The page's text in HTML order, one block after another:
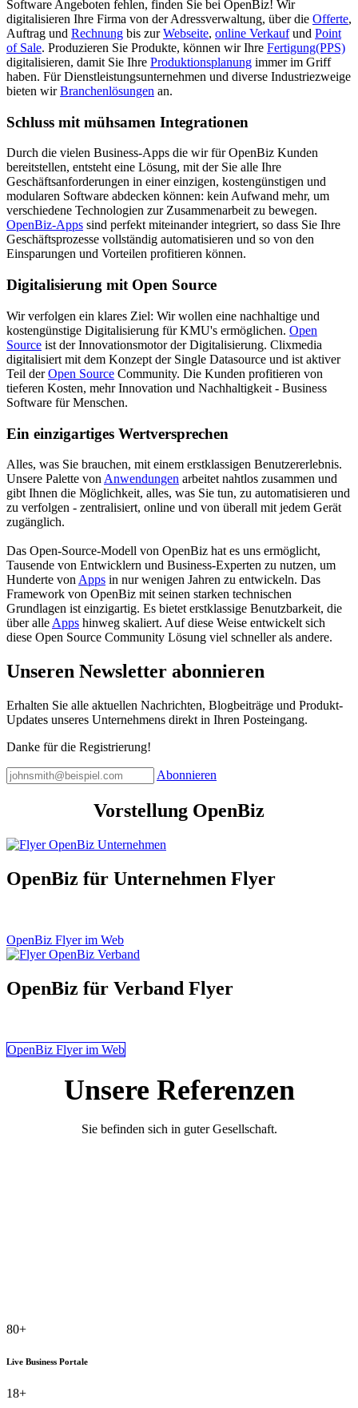
Software Angeboten fehlen, finden Sie bei OpenBiz! Wir
digitalisieren Ihre Firma von der Adressverwaltung, über die Offerte,
Auftrag und Rechnung bis zurWebseite, online Verkaufund Point
of Sale. Produzieren Sie Produkte, können wir Ihre Fertigung(PPS)
digitalisieren, damit Sie Ihre Produktionsplanung immer im Griff
haben. Für Dienstleistungsunternehmen und diverse Industriezweige
bieten wirBranchenlösungen an.
Schluss mit mühsamen Integrationen
Durch die vielen Business-Apps die wir für OpenBiz Kunden
bereitstellen, entsteht eine Lösung, mit der Sie alle Ihre
Geschäftsanforderungen in einer einzigen, kostengünstigen und
modularen Software abdecken können: kein Aufwand mehr, um
verschiedene Technologien zur Zusammenarbeit zu bewegen.
OpenBiz-Apps sind perfekt miteinander integriert, so dass Sie Ihre
Geschäftsprozesse vollständig automatisieren und so von den
Einsparungen und Vorteilen profitieren können.
Digitalisierung mit Open Source
Wir verfolgen ein klares Ziel: Wir wollen eine nachhaltige und
kostengünstige Digitalisierung für KMU's ermöglichen. Open
Source ist der Innovationsmotor der Digitalisierung. Clixmedia
digitalisiert mit dem Konzept der Single Datasource und ist aktiver
Teil derOpen Source Community. Die Kunden profitieren von
tieferen Kosten, mehr Innovation und Nachhaltigkeit - Business
Software für Menschen.
Ein einzigartiges Wertversprechen
Alles, was Sie brauchen, mit einem erstklassigen Benutzererlebnis.
Unsere Palette von Anwendungen arbeitet nahtlos zusammen und
gibt Ihnen die Möglichkeit, alles, was Sie tun, zu automatisieren und
zu verfolgen - zentralisiert, online und von überall mit jedem Gerät
zugänglich.
Das Open-Source-Modell von OpenBiz hat es uns ermöglicht,
Tausende von Entwicklern und Business-Experten zu nutzen, um
Hunderte von Apps in nur wenigen Jahren zu entwickeln. Das
Framework von OpenBiz mit seinen starken technischen
Grundlagen ist einzigartig. Es bietet erstklassige Benutzbarkeit, die
über alle Apps hinweg skaliert. Auf diese Weise entwickelt sich
diese Open Source Community Lösung viel schneller als andere.
Unseren Newsletter abonnieren
Erhalten Sie alle aktuellen Nachrichten, Blogbeiträge und Produkt-
Updates unseres Unternehmens direkt in Ihren Posteingang.
Danke für die Registrierung!
Abonnieren
Vorstellung OpenBiz
OpenBiz für Unternehmen Flyer
OpenBiz Flyer im Web
OpenBiz für Verband Flyer
OpenBiz Flyer im Web
Unsere Referenzen
Sie befinden sich in guter Gesellschaft.
80+
Live Business Portale
18+